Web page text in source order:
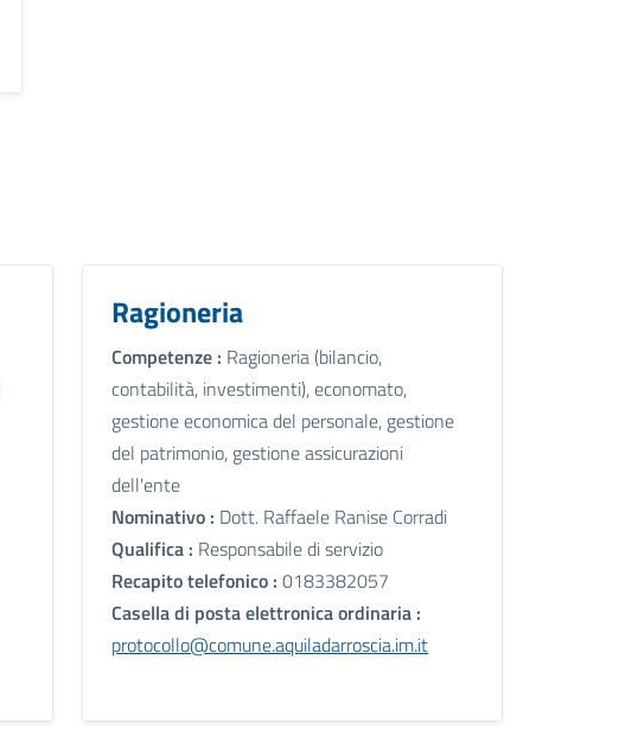
Ragioneria
Competenze : Ragioneria (bilancio,
contabilità, investimenti), economato,
gestione economica del personale, gestione
del patrimonio, gestione assicurazioni
dell'ente
Nominativo : Dott. Raffaele Ranise Corradi
Qualifica : Responsabile di servizio
Recapito telefonico :0183382057
Casella di posta elettronica ordinaria :
protocollo@comune.aquiladarroscia.im.it